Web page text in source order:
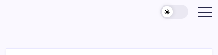
content